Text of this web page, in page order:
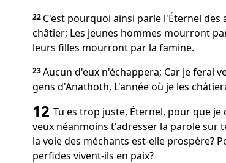
22 C'est pourquoi ainsi parle l'Éternel des
châtier; Les jeunes hommes mourront
leurs filles mourront par la famine.
23Aucun d'eux n'échappera; Car je ferai
gens d'Anathoth, L'année où je les
12 Tu es trop juste, Éternel, pour que je
veux néanmoins t'adresser la parole sur
la voie des méchants est-elle prospère?
perfides vivent-ils en paix?